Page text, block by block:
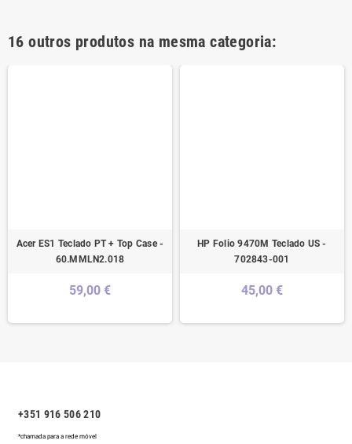
16 outros produtos na mesma categoria:
Acer ES1 Teclado PT + Top Case -
60.MMLN2.018
59,00 €
HP Folio 9470M Teclado US -
702843-001
45,00 €
+351 916 506 210
*chamada para a rede móvel